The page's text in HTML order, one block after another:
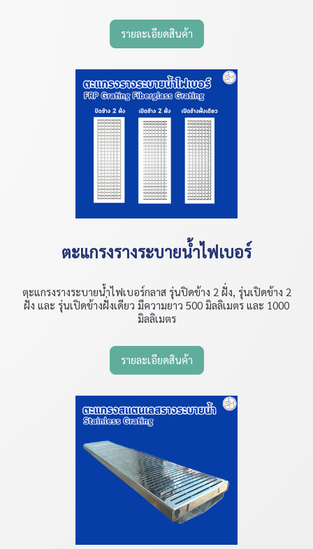
รายละเอียดสินค้า
ตะแกรงรางระบายน้ำไฟเบอร์
ตะแกรงรางระบายน้ำไฟเบอร์กลาส รุ่นปิดข้าง 2 ฝั่ง, รุ่นเปิดข้าง 2
ฝั่ง และ รุ่นเปิดข้างฝั่งเดียว มีความยาว 500 มิลลิเมตร และ 1000
มิลลิเมตร
รายละเอียดสินค้า